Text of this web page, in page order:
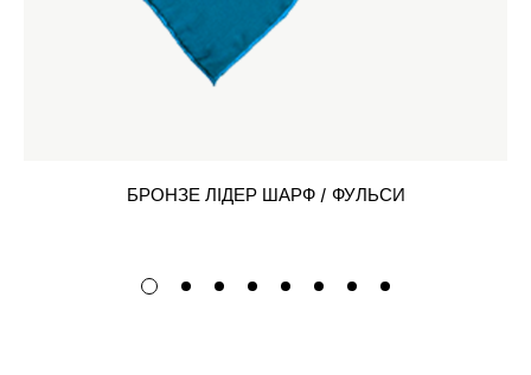
БРОНЗЕ ЛІДЕР ШАРФ / ФУЛЬСИ